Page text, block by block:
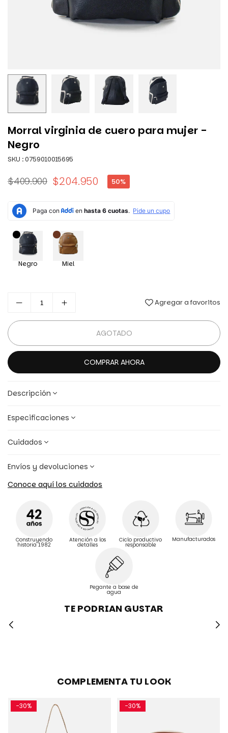
Morral virginia de cuero para mujer -
Negro
SKU :0759010015695
Precio
$409.900 $204.950 50%
Negro Miel
Agregar a favoritos
AGOTADO
COMPRAR AHORA
Descripción
Especificaciones
Cuidados
Envíos y devoluciones
Conoce aquí los cuidados
Construyendo
historia 1982
Atención a los
detalles
Ciclo productivo
responsable
Manufacturados
Pegante a base de
agua
TE PODRIAN GUSTAR
COMPLEMENTA TU LOOK
-30% -30%